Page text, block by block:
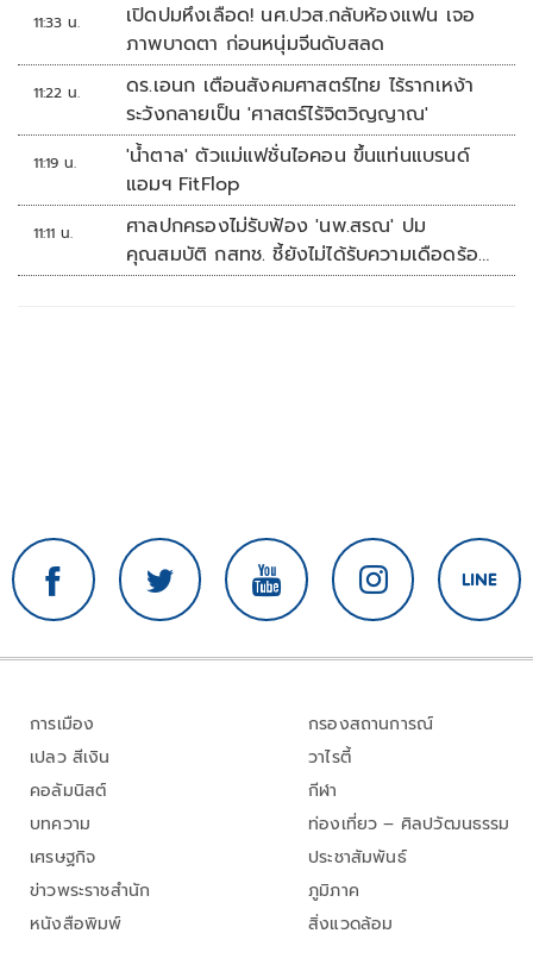
11:33 น.
เปิดปมหึงเลือด! นศ.ปวส.กลับห้องแฟน เจอ
ภาพบาดตา ก่อนหนุ่มจีนดับสลด
11:22 น.
ดร.เอนก เตือนสังคมศาสตร์ไทย ไร้รากเหง้า
ระวังกลายเป็น 'ศาสตร์ไร้จิตวิญญาณ'
11:19 น.
'น้ำตาล' ตัวแม่แฟชั่นไอคอน ขึ้นแท่นแบรนด์
แอมฯ FitFlop
11:11 น.
ศาลปกครองไม่รับฟ้อง 'นพ.สรณ' ปม
คุณสมบัติ กสทช. ชี้ยังไม่ได้รับความเดือดร้อน
เสียหาย
การเมือง
เปลว สีเงิน
คอลัมนิสต์
บทความ
เศรษฐกิจ
ข่าวพระราชสำนัก
หนังสือพิมพ์
กรองสถานการณ์
วาไรตี้
กีฬา
ท่องเที่ยว – ศิลปวัฒนธรรม
ประชาสัมพันธ์
ภูมิภาค
สิ่งแวดล้อม